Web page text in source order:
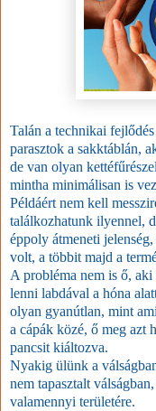
Talán a technikai
parasztok a sakktáblán,
de van olyan
mintha minimálisan is
Példáért nem kell
találkozhatunk ilyennel,
éppoly átmeneti
volt, a többit majd a
A probléma nem is ő,
lenni labdával a hóna
olyan gyanútlan, mint
a cápák közé, ő meg azt
pancsit kiáltozva.
Nyakig ülünk a
nem tapasztalt
valamennyi területére.